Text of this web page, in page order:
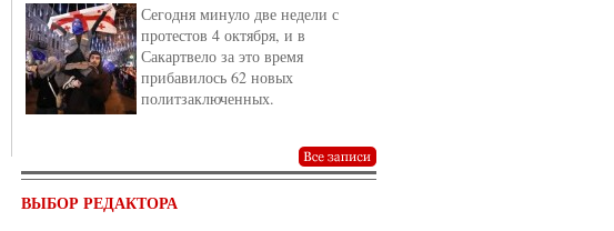
от Ирина Иновели от kotyaravesel
Сегодня минуло две недели с
протестов 4 октября, и в
Сакартвело за это время
прибавилось 62 новых
политзаключенных.
ВЫБОР РЕДАКТОРА